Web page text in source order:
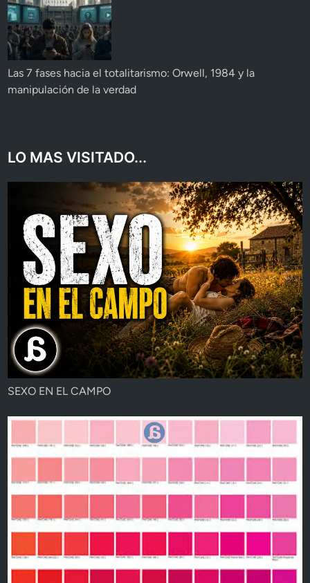
Las 7 fases hacia el totalitarismo: Orwell, 1984 y la
manipulación de la verdad
LO MAS VISITADO...
SEXO EN EL CAMPO